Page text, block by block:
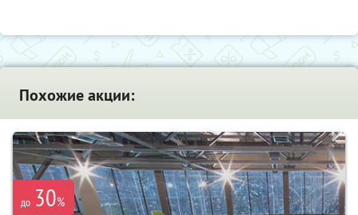
Похожие акции:
до 30%